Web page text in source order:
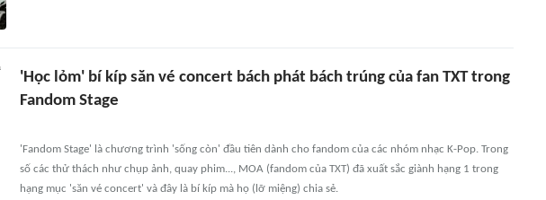
'Học lỏm' bí kíp săn vé concert bách phát bách trúng của fan TXT trong
Fandom Stage
'Fandom Stage' là chương trình 'sống còn' đầu tiên dành cho fandom của các nhóm nhạc K-Pop. Trong
số các thử thách như chụp ảnh, quay phim..., MOA (fandom của TXT) đã xuất sắc giành hạng 1 trong
hạng mục 'săn vé concert' và đây là bí kíp mà họ (lỡ miệng) chia sẻ.